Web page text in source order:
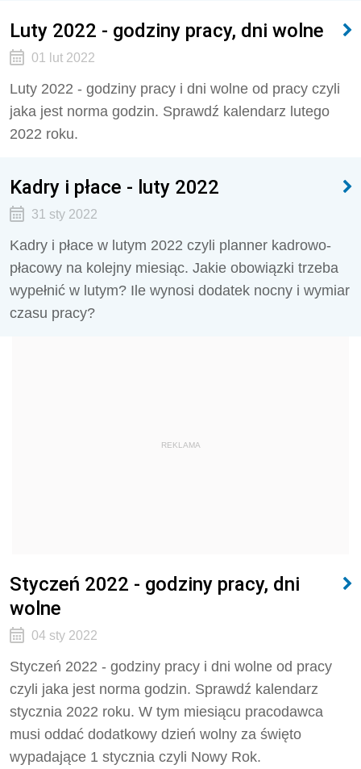
Luty 2022 - godziny pracy, dni wolne
01 lut 2022
Luty 2022 - godziny pracy i dni wolne od pracy czyli
jaka jest norma godzin. Sprawdź kalendarz lutego
2022 roku.
Kadry i płace - luty 2022
31 sty 2022
Kadry i płace w lutym 2022 czyli planner kadrowo-
płacowy na kolejny miesiąc. Jakie obowiązki trzeba
wypełnić w lutym? Ile wynosi dodatek nocny i wymiar
czasu pracy?
REKLAMA
Styczeń 2022 - godziny pracy, dni
wolne
04 sty 2022
Styczeń 2022 - godziny pracy i dni wolne od pracy
czyli jaka jest norma godzin. Sprawdź kalendarz
stycznia 2022 roku. W tym miesiącu pracodawca
musi oddać dodatkowy dzień wolny za święto
wypadające 1 stycznia czyli Nowy Rok.